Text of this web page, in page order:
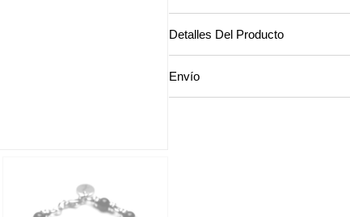
Detalles Del Producto
Envío